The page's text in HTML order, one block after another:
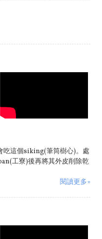
吃這個siking(筆筒樹心)。處
工寮)後再將其外皮削除乾
閱讀更多»